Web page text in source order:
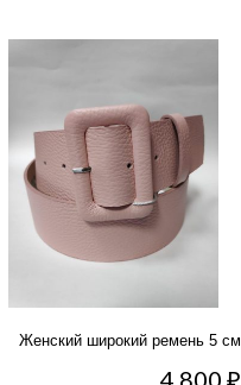
Женский широкий ремень 5 см
4.800₽